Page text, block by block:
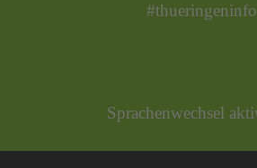
#thueringeninfo
Sprachenwechsel